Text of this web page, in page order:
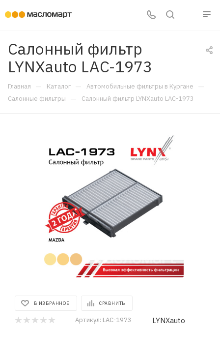
Салонный фильтр
LYNXauto LAC-1973
Главная — Каталог — Автомобильные фильтры в Кургане —
Салонные фильтры — Салонный фильтр LYNXauto LAC-1973
В ИЗБРАННОЕ СРАВНИТЬ
Артикул: LAC-1973 LYNXauto